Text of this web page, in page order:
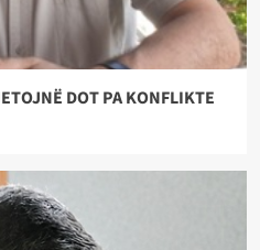
DOT PA KONFLIKTE